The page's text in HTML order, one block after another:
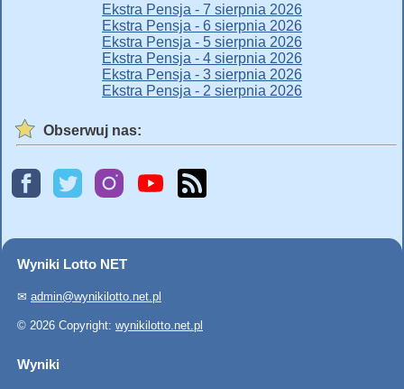
Ekstra Pensja - 7 sierpnia 2026
Ekstra Pensja - 6 sierpnia 2026
Ekstra Pensja - 5 sierpnia 2026
Ekstra Pensja - 4 sierpnia 2026
Ekstra Pensja - 3 sierpnia 2026
Ekstra Pensja - 2 sierpnia 2026
Obserwuj nas:
Wyniki Lotto NET
✉ admin@wynikilotto.net.pl
© 2026 Copyright: wynikilotto.net.pl
Wyniki